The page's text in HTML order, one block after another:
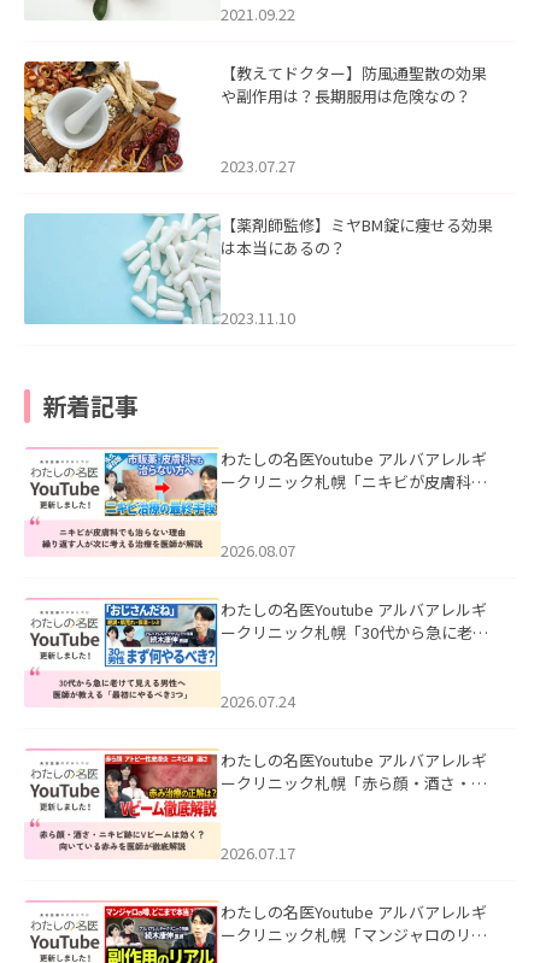
2021.09.22
【教えてドクター】防風通聖散の効果
や副作用は？長期服用は危険なの？
2023.07.27
【薬剤師監修】ミヤBM錠に痩せる効果
は本当にあるの？
2023.11.10
新着記事
わたしの名医Youtube アルバアレルギ
ークリニック札幌「ニキビが皮膚科で
ました。
2026.08.07
わたしの名医Youtube アルバアレルギ
ークリニック札幌「30代から急に老け
た。
2026.07.24
わたしの名医Youtube アルバアレルギ
ークリニック札幌「赤ら顔・酒さ・ニ
した。
2026.07.17
わたしの名医Youtube アルバアレルギ
ークリニック札幌「マンジャロのリア